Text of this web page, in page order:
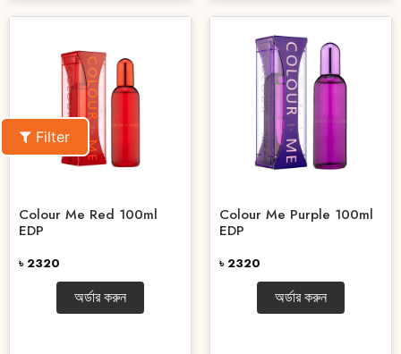
Filter
Colour Me Red 100ml
EDP
৳ 2320
অর্ডার করুন
Colour Me Purple 100ml
EDP
৳ 2320
অর্ডার করুন